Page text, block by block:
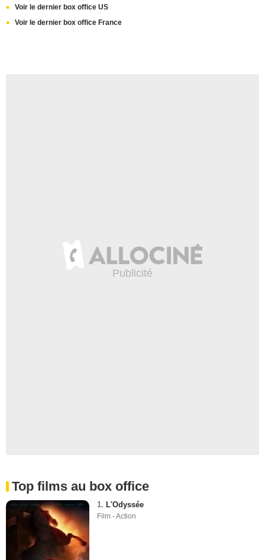
Voir le dernier box office US
Voir le dernier box office France
Top films au box office
1. L'Odyssée
Film - Action